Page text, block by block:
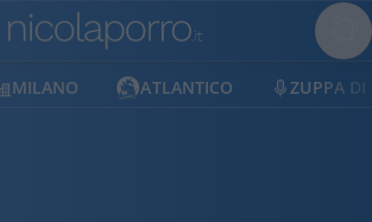
ATLANTICO ZUPPA DI PORRO